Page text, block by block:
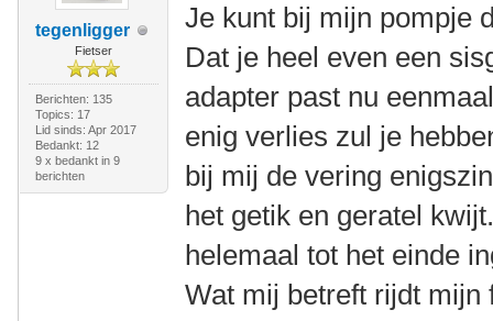
tegenligger
Fietser
Berichten: 135
Topics: 17
Lid sinds: Apr 2017
Bedankt: 12
9 x bedankt in 9
berichten
Je kunt bij mijn pompje
Dat je heel even een
adapter past nu
enig verlies zul je
bij mij de vering
het getik en geratel
helemaal tot het einde
Wat mij betreft rijdt